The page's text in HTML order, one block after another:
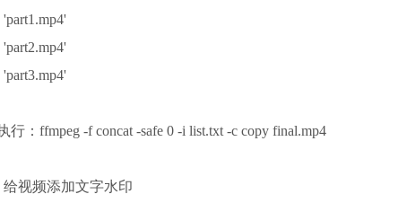
行： ffmpeg -f concat -safe 0 -i list.txt -c copy final.mp4
给视频添加文字水印